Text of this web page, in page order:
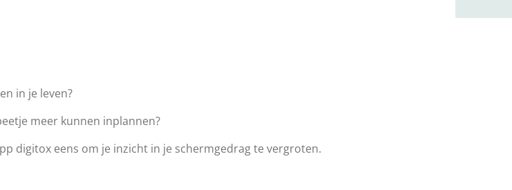
in je leven?
meer kunnen inplannen?
digitox eens om je inzicht in je schermgedrag te vergroten.